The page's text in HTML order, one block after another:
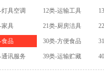
灯具空调 12类-运输工具
家具 21类-厨房洁具
食品 30类-方便食品
通讯服务 39类-运输贮藏